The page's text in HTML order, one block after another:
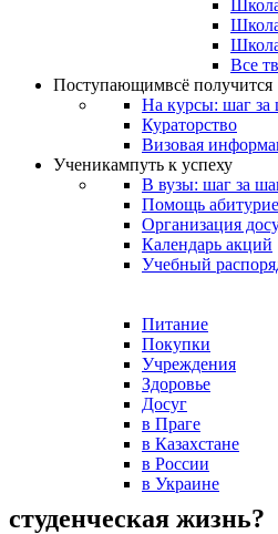
Все
Поступающимвсё получится
На курсы: шаг за
Кураторство
Визовая
Ученикампуть к успеху
В вузы: шаг за
Помощь
Организация
Календарь акций
Учебный
Питание
Покупки
Учреждения
Здоровье
Досуг
в Праге
в Казахстане
в России
в Украине
студенческая жизнь?